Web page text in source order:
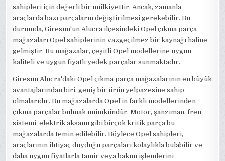
sahipleri için değerli bir mülkiyettir. Ancak, zamanla
araçlarda bazı parçaların değiştirilmesi gerekebilir. Bu
durumda, Giresun'un Alucra ilçesindeki Opel çıkma parça
mağazaları Opel sahiplerinin vazgeçilmez bir kaynağı haline
gelmiştir. Bu mağazalar, çeşitli Opel modellerine uygun
kaliteli ve uygun fiyatlı yedek parçalar sunmaktadır.
Giresun Alucra'daki Opel çıkma parça mağazalarının en büyük
avantajlarından biri, geniş bir ürün yelpazesine sahip
olmalarıdır. Bu mağazalarda Opel’in farklı modellerinden
çıkma parçalar bulmak mümkündür. Motor, şanzıman, fren
sistemi, elektrik aksamı gibi birçok kritik parça bu
mağazalarda temin edilebilir. Böylece Opel sahipleri,
araçlarının ihtiyaç duyduğu parçaları kolaylıkla bulabilir ve
daha uygun fiyatlarla tamir veya bakım işlemlerini